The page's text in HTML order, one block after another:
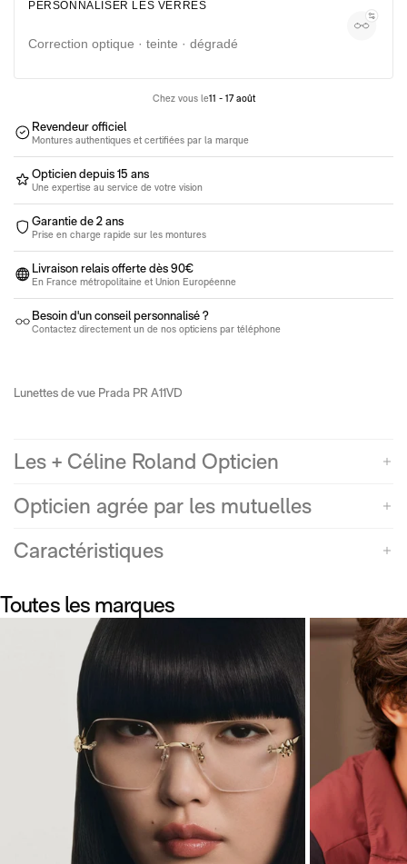
Lunettes moins de 100€
Pack 100% santé
Lunettes de soleil entre 100€ et 350€
PERSONNALISER LES VERRES
Correction optique · teinte · dégradé
Chez vous le11 - 17 août
Revendeur officiel
Montures authentiques et certifiées par la marque
Opticien depuis 15 ans
Une expertise au service de votre vision
Garantie de 2 ans
Prise en charge rapide sur les montures
Livraison relais offerte dès 90€
En France métropolitaine et Union Européenne
Besoin d'un conseil personnalisé ?
Contactez directement un de nos opticiens par téléphone
Lunettes de vue Prada PR A11VD
Les + Céline Roland Opticien
Opticien agrée par les mutuelles
Caractéristiques
Toutes les marques